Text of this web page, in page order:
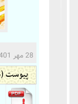
28 مهر 1401, 15:23
پیوست